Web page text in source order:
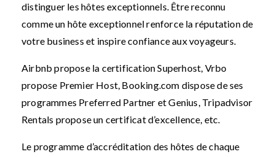
distinguer les hôtes exceptionnels. Être reconnu
comme un hôte exceptionnel renforce la réputation de
votre business et inspire confiance aux voyageurs.
Airbnb propose la certification Superhost, Vrbo
propose Premier Host, Booking.com dispose de ses
programmes Preferred Partner et Genius, Tripadvisor
Rentals propose un certificat d’excellence, etc.
Le programme d’accréditation des hôtes de chaque